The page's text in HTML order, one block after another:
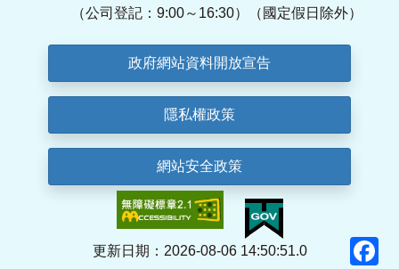
（公司登記：9:00～16:30）（國定假日除外）
政府網站資料開放宣告
隱私權政策
網站安全政策
更新日期：2026-08-06 14:50:51.0